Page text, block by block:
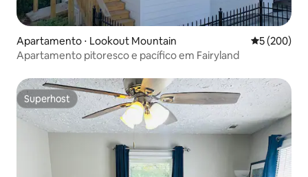
Apartamento ⋅ Lookout Mountain 5 de uma
5 (200)
Apartamento pitoresco e pacífico em Fairyland
Superhost
Superhost